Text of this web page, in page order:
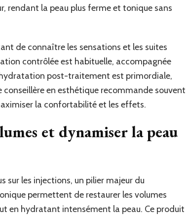
rendant la peau plus ferme et tonique sans
de connaître les sensations et les suites
contrôlée est habituelle, accompagnée
post-traitement est primordiale,
en esthétique recommande souvent
la confortabilité et les effets.
et dynamiser la peau
sur les injections, un pilier majeur du
permettent de restaurer les volumes
en hydratant intensément la peau. Ce produit